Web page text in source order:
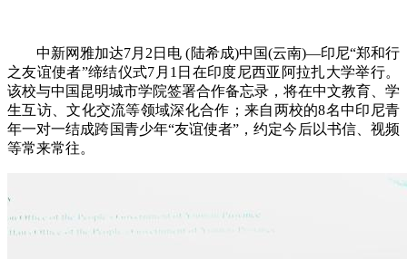
中新网雅加达7月2日电 (陆希成)中国(云南)—印尼“郑和行
之友谊使者”缔结仪式7月1日在印度尼西亚阿拉扎大学举行。
该校与中国昆明城市学院签署合作备忘录，将在中文教育、学
生互访、文化交流等领域深化合作；来自两校的8名中印尼青
年一对一结成跨国青少年“友谊使者”，约定今后以书信、视频
等常来常往。